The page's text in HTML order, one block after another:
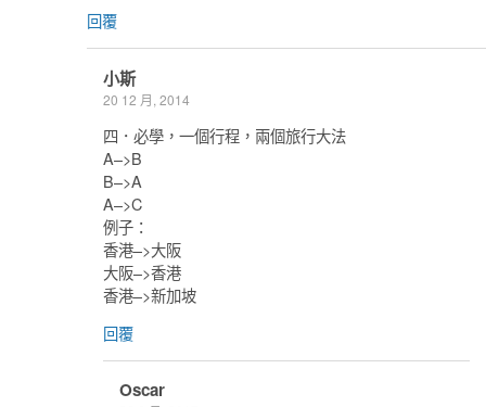
回覆
小斯
20 12 月, 2014
四．必學，一個行程，兩個旅行大法
A–>B
B–>A
A–>C
例子：
香港–>大阪
大阪–>香港
香港–>新加坡
回覆
Oscar